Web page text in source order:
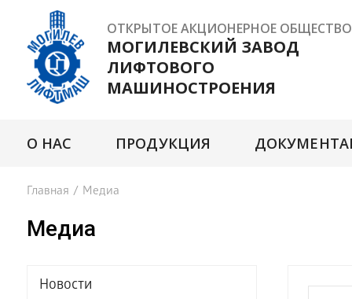
ОТКРЫТОЕ АКЦИОНЕРНОЕ ОБЩЕСТВО
МОГИЛЕВСКИЙ ЗАВОД
ЛИФТОВОГО
МАШИНОСТРОЕНИЯ
О НАС ПРОДУКЦИЯ
Главная / Медиа
Медиа
Новости